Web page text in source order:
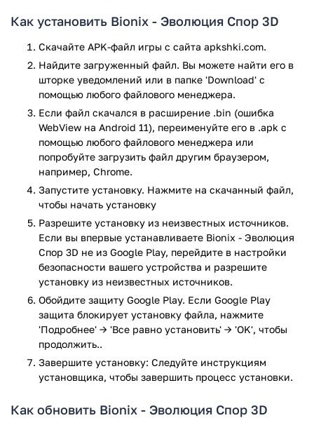
для телефонов, которая позволит вам окунуться в
неизведанный мир флоры и фауны под микроскопом. Для
этого достаточно просто создать новый живой организм и
развивать собственное творение. Поглощайте, питайтесь,
уничтожайте врагов – делайте все возможно, чтобы
выжить в условиях полной анархии микробной вселенной.
Собирайте уникальные частички ДНК, которые в
дальнейшем помогут вашему существу перейти на новую
эволюционную ступень.
Важно понимать, что в вашем окружении будут постоянно
находится множество различных созданий. Если быть
точным, в игре можно встретить более 50 разновидностей
видов. Эволюционируйте, абстрагируйтесь под внешние
факторы враждебности других макросуществ с целью
достижения верхушки пищевой цепи!
Геймплей и особенности
Игровой процесс Bionix весьма напоминает легендарную
игру Spore, где игроку приходилось проходить все стадии
становления существа. Тогда многим игрокам очень
полюбился именно этап развития микроорганизма, что и
послужило прототипом для создания Bionix - Spore and
Важно отметить, что геймплей прошел полную
Как установить Bionix - Эволюция Спор 3D
Скачайте APK-файл игры с сайта apkshki.com.
Найдите загруженный файл. Вы можете найти его в
шторке уведомлений или в папке 'Download' с
помощью любого файлового менеджера.
Если файл скачался в расширение .bin (ошибка
WebView на Android 11), переименуйте его в .apk с
помощью любого файлового менеджера или
попробуйте загрузить файл другим браузером,
например, Chrome.
Запустите установку. Нажмите на скачанный файл,
чтобы начать установку
Разрешите установку из неизвестных источников.
Если вы впервые устанавливаете Bionix - Эволюция
Спор 3D не из Google Play, перейдите в настройки
безопасности вашего устройства и разрешите
установку из неизвестных источников.
Обойдите защиту Google Play. Если Google Play
защита блокирует установку файла, нажмите
'Подробнее' → 'Все равно установить' → 'OK', чтобы
продолжить..
Завершите установку: Следуйте инструкциям
установщика, чтобы завершить процесс установки.
Как обновить Bionix - Эволюция Спор 3D